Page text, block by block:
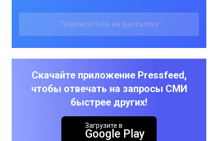
Скачайте приложение Pressfeed,
чтобы отвечать на запросы СМИ
быстрее других!
Загрузите в
Google Play